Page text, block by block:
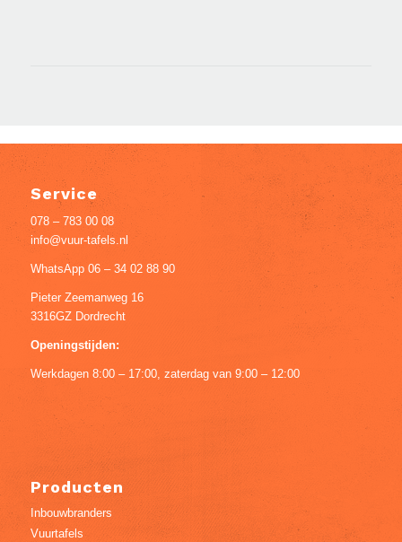
Service
078 – 783 00 08
info@vuur-tafels.nl
WhatsApp 06 – 34 02 88 90
Pieter Zeemanweg 16
3316GZ Dordrecht
Openingstijden:
Werkdagen 8:00 – 17:00, zaterdag van 9:00 – 12:00
Producten
Inbouwbranders
Vuurtafels